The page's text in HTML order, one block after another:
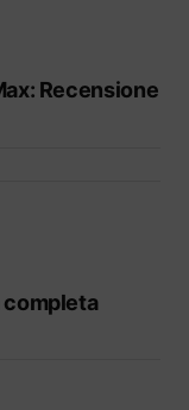
Recensione
completa